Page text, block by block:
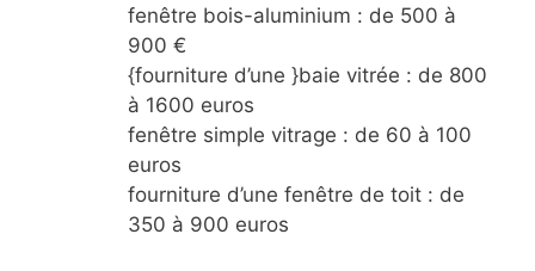
fenêtre bois-aluminium : de 500 à
900 €
{fourniture d’une }baie vitrée : de 800
à 1600 euros
fenêtre simple vitrage : de 60 à 100
euros
fourniture d’une fenêtre de toit : de
350 à 900 euros